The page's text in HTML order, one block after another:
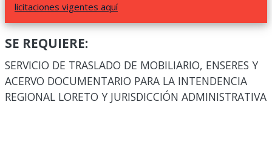
licitaciones vigentes aquí
SE REQUIERE:
SERVICIO DE TRASLADO DE MOBILIARIO, ENSERES Y
ACERVO DOCUMENTARIO PARA LA INTENDENCIA
REGIONAL LORETO Y JURISDICCIÓN ADMINISTRATIVA